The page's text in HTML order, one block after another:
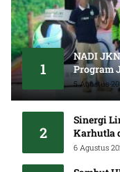
1
NADI
Program
5 Agustus
2
Sinergi
Karhutla
6 Agustus